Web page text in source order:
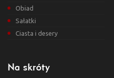
Obiad
Sałatki
Ciasta i desery
Na skróty